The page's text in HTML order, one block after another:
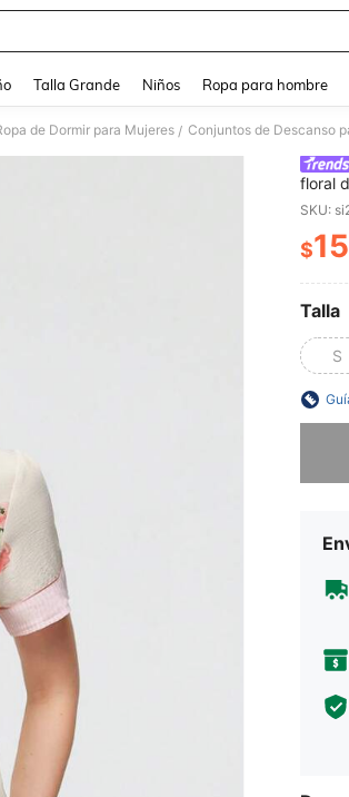
Talla Grande Niños Ropa para hombre
de Dormir para Mujeres / Conjuntos de Descanso
floral
SKU:
$15
Talla
S